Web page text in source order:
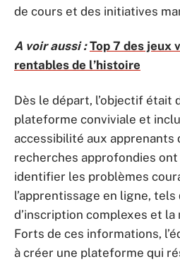
de cours et des initiatives
A voir aussi : Top 7 des jeux
rentables de l’histoire
Dès le départ, l’objectif était
plateforme conviviale et
accessibilité aux apprenants
recherches approfondies
identifier les problèmes
l’apprentissage en ligne,
d’inscription complexes et
Forts de ces informations,
à créer une plateforme qui